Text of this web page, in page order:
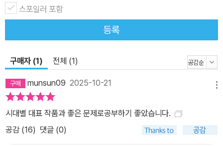
스포일러 포함
등록
구매자 (1) 전체 (1)
munsun09 2025-10-21
시대별 대표 작품과 좋은 문제로공부하기 좋았습니다.
공감 (16) 댓글 (0)